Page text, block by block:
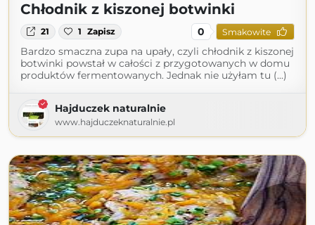
Chłodnik z kiszonej botwinki
21 1 Zapisz 0 Smakowite
Bardzo smaczna zupa na upały, czyli chłodnik z kiszonej
botwinki powstał w całości z przygotowanych w domu
produktów fermentowanych. Jednak nie użyłam tu (...)
Hajduczek naturalnie
www.hajduczeknaturalnie.pl